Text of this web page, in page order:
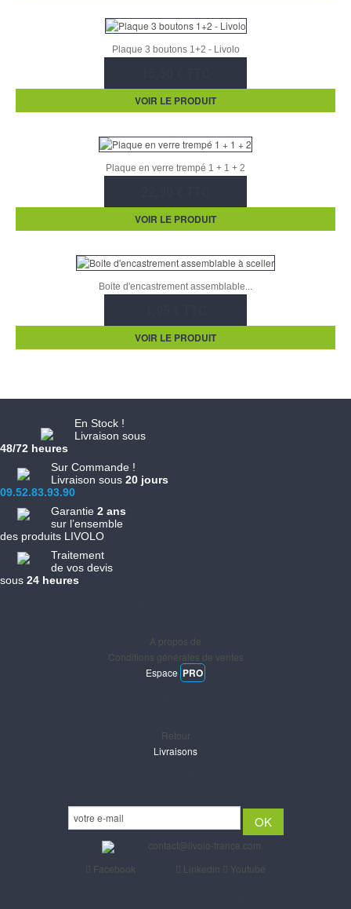
Plaque 3 boutons 1+2 - Livolo
VOIR LE PRODUIT
Plaque en verre trempé 1 + 1 + 2
VOIR LE PRODUIT
Boite d'encastrement assemblable...
VOIR LE PRODUIT
En Stock !
Livraison sous
48/72 heures
Sur Commande !
Livraison sous 20 jours
09.52.83.93.90
Garantie 2 ans
sur l’ensemble
des produits LIVOLO
Traitement
de vos devis
sous 24 heures
A propos de
Conditions générales de ventes
Espace PRO
Retour
Livraisons
contact@livolo-france.com
Facebook
Linkedin Youtube